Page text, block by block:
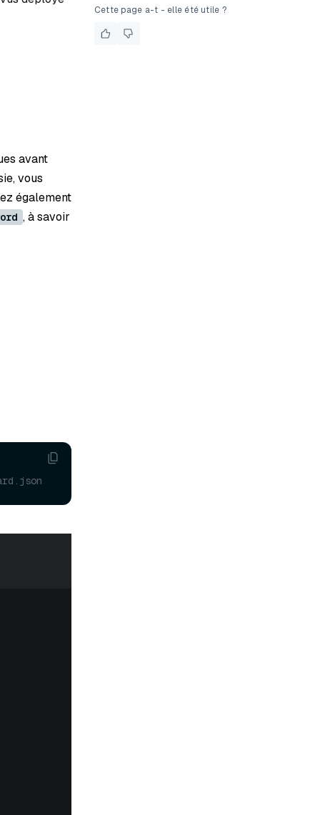
avant
vous
également
, à savoir
Cette page a-t - elle été utile ?